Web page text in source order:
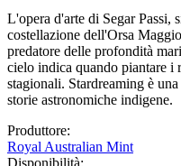
L'opera d'arte di Segar Passi,
costellazione dell'Orsa
predatore delle profondità
cielo indica quando piantare i
stagionali. Stardreaming è
storie astronomiche indigene.
Produttore:
Royal Australian Mint